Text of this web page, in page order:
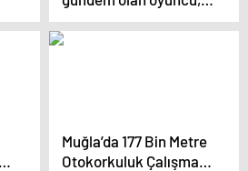
uyuşturucu
kaçakcılığından
Muğla’da 177 Bin Metre
Otokorkuluk Çalışması